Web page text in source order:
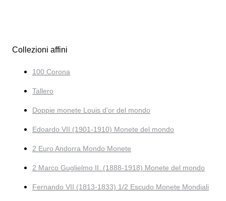
Collezioni affini
100 Corona
Tallero
Doppie monete Louis d'or del mondo
Edoardo VII (1901-1910) Monete del mondo
2 Euro Andorra Mondo Monete
2 Marco Guglielmo II. (1888-1918) Monete del mondo
Fernando VII (1813-1833) 1/2 Escudo Monete Mondiali